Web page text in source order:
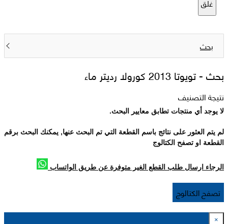
غلق
بحث
بحث -تويوتا 2013 كورولا رديتر ماء
نتيجة التصنيف
لا يوجد أي منتجات تطابق معايير البحث.
لم يتم العثور على نتائج باسم القطعة التي تم البحث عنها, يمكنك البحث برقم
القطعة او تصفح الكتالوج
الرجاء ارسال طلب القطع الغير متوفرة عن طريق الواتساب
تصفح الكتالوج
×